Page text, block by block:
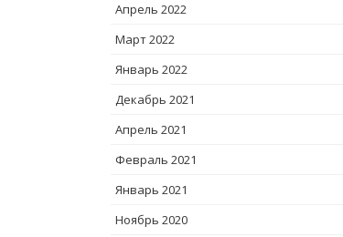
Апрель 2022
Март 2022
Январь 2022
Декабрь 2021
Апрель 2021
Февраль 2021
Январь 2021
Ноябрь 2020